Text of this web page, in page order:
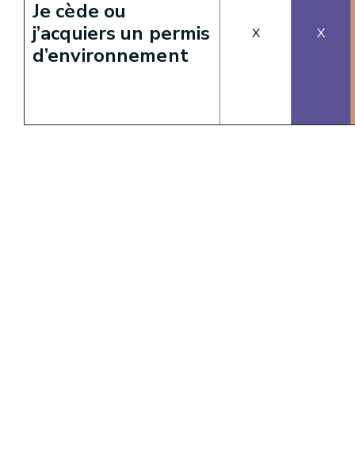
Je cède ou
j’acquiers un permis
d’environnement
X X